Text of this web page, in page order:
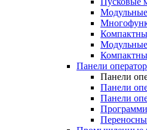
Панели
Панели
Панели
Панели